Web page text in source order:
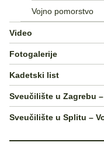
Vojno pomorstvo
Video
Fotogalerije
Kadetski list
Sveučilište u Zagrebu
Sveučilište u Splitu –